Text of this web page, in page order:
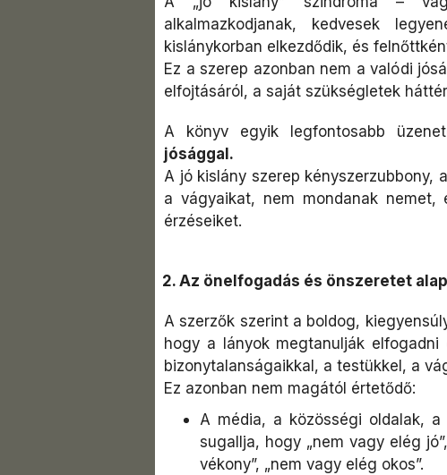
alkalmazkodjanak, kedvesek
kislánykorban elkezdődik, és
Ez a szerep azonban nem a valódi
elfojtásáról, a saját szükségletek
A könyv egyik legfontosabb
jósággal.
A jó kislány szerep kényszerzubbony,
a vágyaikat, nem mondanak
érzéseiket.
2. Az önelfogadás és önszeretet
A szerzők szerint a boldog,
hogy a lányok megtanulják
bizonytalanságaikkal, a testükkel, a
Ez azonban nem magától értetődő:
A média, a közösségi oldalak,
sugallja, hogy „nem vagy elég
vékony”, „nem vagy elég okos”.